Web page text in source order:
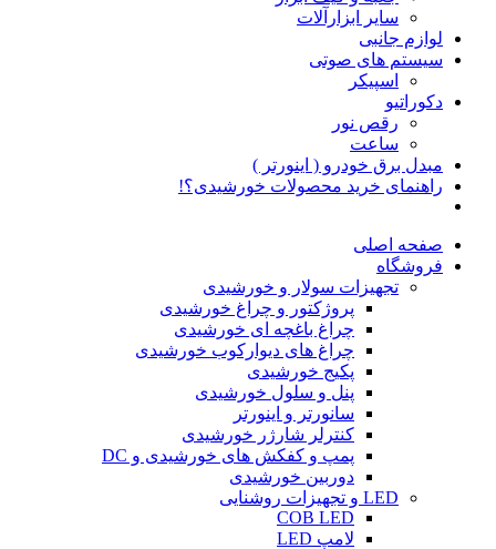
سایر ابزارآلات
لوازم جانبی
سیستم های صوتی
اسپیکر
دکوراتیو
رقص نور
ساعت
مبدل برق خودرو ( اینورتر )
راهنمای خرید محصولات خورشیدی؟!
صفحه اصلی
فروشگاه
تجهیزات سولار و خورشیدی
پروژکتور و چراغ خورشیدی
چراغ باغچه ای خورشیدی
چراغ های دیوارکوب خورشیدی
پکیج خورشیدی
پنل و سلول خورشیدی
سانورتر و اینورتر
کنترلر شارژر خورشیدی
پمپ و کفکش های خورشیدی و DC
دوربین خورشیدی
LED و تجهیزات روشنایی
COB LED
لامپ LED